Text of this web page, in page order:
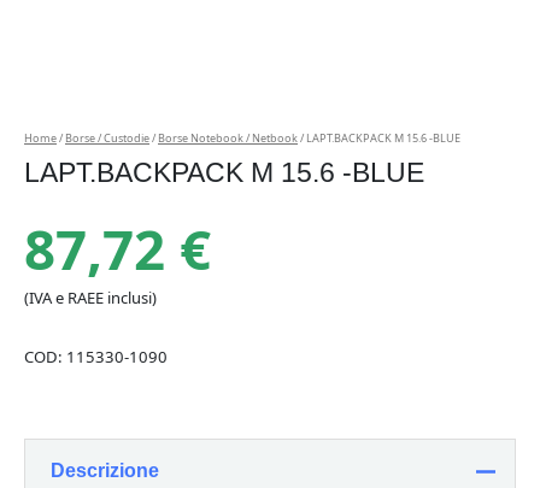
Home/ Borse / Custodie/ Borse Notebook / Netbook/ LAPT.BACKPACK M 15.6 -BLUE
LAPT.BACKPACK M 15.6 -BLUE
87,72 €
(IVA e RAEE inclusi)
COD: 115330-1090
Descrizione